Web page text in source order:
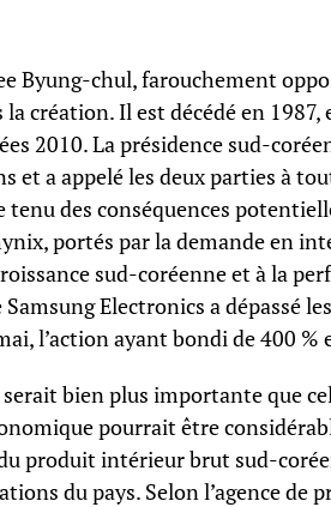
Byung-chul, farouchement
création. Il est décédé en 1987,
2010. La présidence sud-
et a appelé les deux parties à
des conséquences
portés par la demande en
sud-coréenne et à la
Electronics a dépassé
l’action ayant bondi de 400 %
serait bien plus importante que
pourrait être
produit intérieur brut sud-
du pays. Selon l’agence de